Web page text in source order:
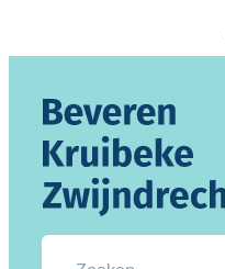
Gemeente Beveren-